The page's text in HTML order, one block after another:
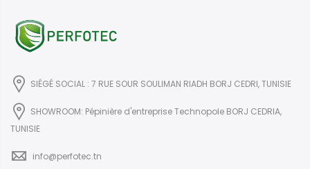
SIÉGÉ SOCIAL : 7 RUE SOUR SOULIMAN RIADH BORJ CEDRI, TUNISIE
SHOWROOM: Pépinière d'entreprise Technopole BORJ CEDRIA,
TUNISIE
info@perfotec.tn